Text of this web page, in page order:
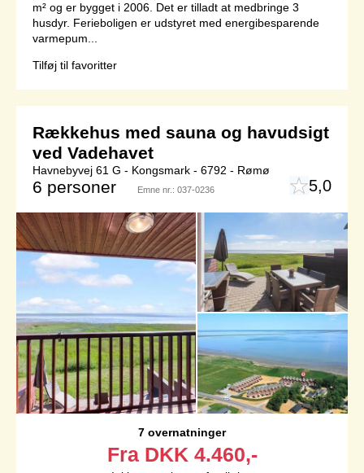
m² og er bygget i 2006. Det er tilladt at medbringe 3
husdyr. Ferieboligen er udstyret med energibesparende
varmepum...
Tilføj til favoritter
Rækkehus med sauna og havudsigt
ved Vadehavet
Havnebyvej 61 G - Kongsmark - 6792 - Rømø
6 personer Emne nr.: 037-0236 5,0
7 overnatninger
Fra DKK 4.460,-